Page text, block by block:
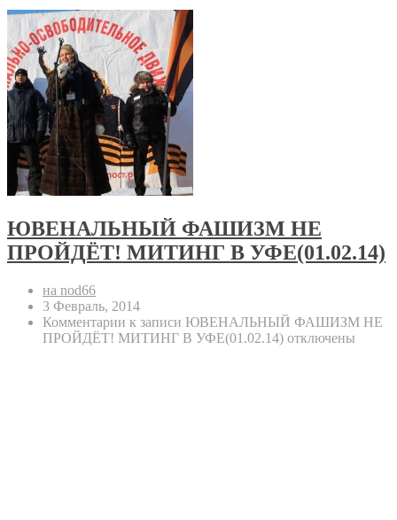
ЮВЕНАЛЬНЫЙ ФАШИЗМ НЕ
ПРОЙДЁТ! МИТИНГ В УФЕ(01.02.14)
на nod66
3 Февраль, 2014
Комментарии к записи ЮВЕНАЛЬНЫЙ ФАШИЗМ НЕ
ПРОЙДЁТ! МИТИНГ В УФЕ(01.02.14) отключены